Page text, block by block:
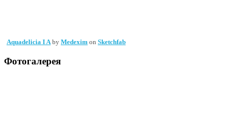
Aquadelicia I Aby Medexim on Sketchfab
Фотогалерея